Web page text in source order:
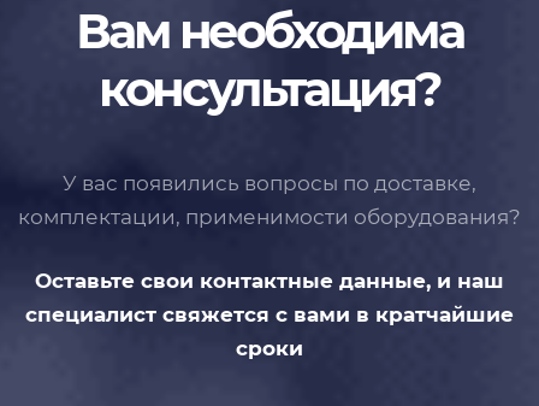
Вам необходима
консультация?
У вас появились вопросы по доставке,
комплектации, применимости оборудования?
Оставьте свои контактные данные, и наш
специалист свяжется с вами в кратчайшие
сроки